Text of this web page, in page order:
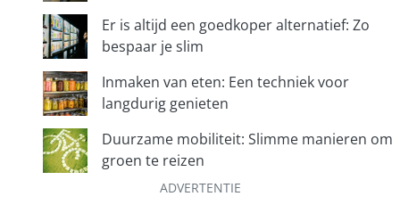
Er is altijd een goedkoper alternatief: Zo
bespaar je slim
Inmaken van eten: Een techniek voor
langdurig genieten
Duurzame mobiliteit: Slimme manieren om
groen te reizen
ADVERTENTIE